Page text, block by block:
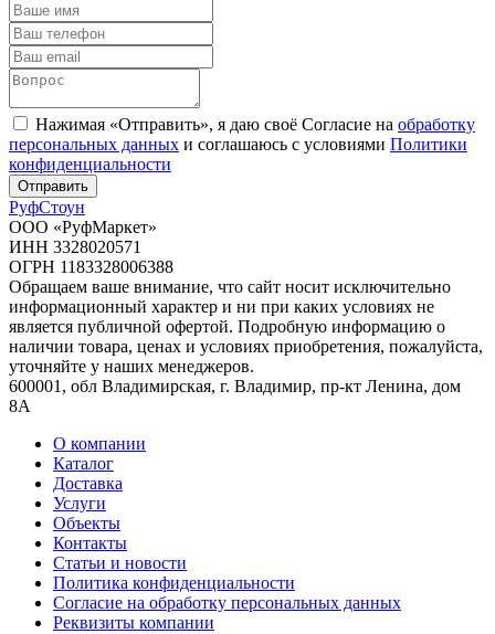
Нажимая «Отправить», я даю своё Согласие на обработку
персональных данных и соглашаюсь с условиями Политики
конфиденциальности
Отправить
РуфСтоун
ООО «РуфМаркет»
ИНН 3328020571
ОГРН 1183328006388
Обращаем ваше внимание, что сайт носит исключительно
информационный характер и ни при каких условиях не
является публичной офертой. Подробную информацию о
наличии товара, ценах и условиях приобретения, пожалуйста,
уточняйте у наших менеджеров.
600001, обл Владимирская, г. Владимир, пр-кт Ленина, дом
8А
О компании
Каталог
Доставка
Услуги
Объекты
Контакты
Статьи и новости
Политика конфиденциальности
Согласие на обработку персональных данных
Реквизиты компании